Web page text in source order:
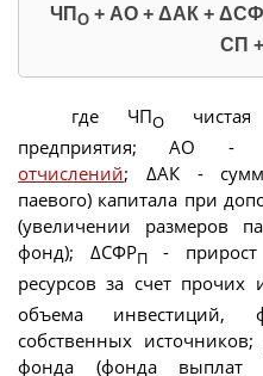
ЧП О + АО + ΔАК +
СП
где ЧПО чистая
предприятия; АО -
отчислений; ΔАК - сумма
паевого) капитала при
(увеличении размеров
фонд); ΔСФРП- прирост
ресурсов за счет прочих
объема инвестиций,
собственных
фонда (фонда выплат